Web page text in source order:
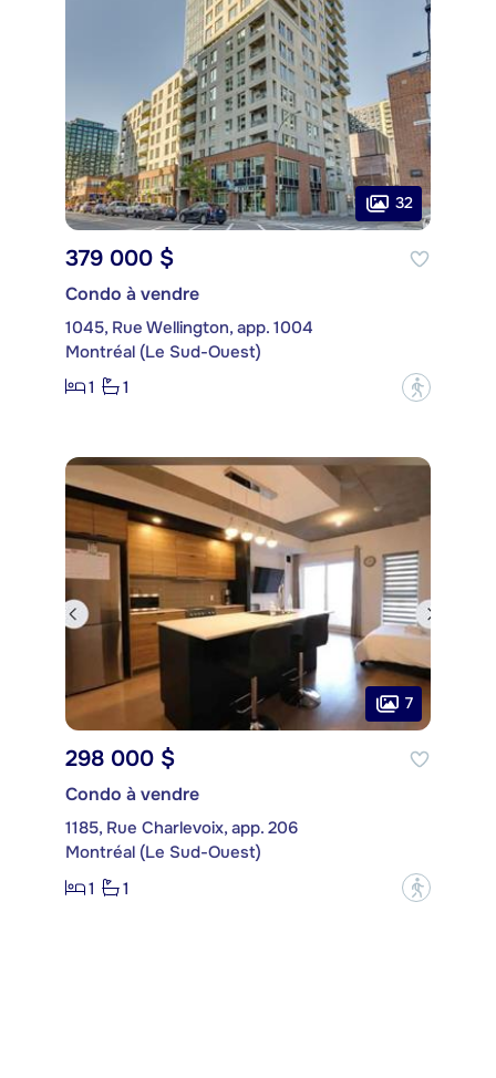
32
379 000 $
Condo à vendre
1045, Rue Wellington, app. 1004
Montréal (Le Sud-Ouest)
1
1 ?
7
298 000 $
Condo à vendre
1185, Rue Charlevoix, app. 206
Montréal (Le Sud-Ouest)
1
1 ?